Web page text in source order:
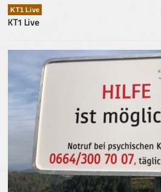
KT1 Live
KT1 Live